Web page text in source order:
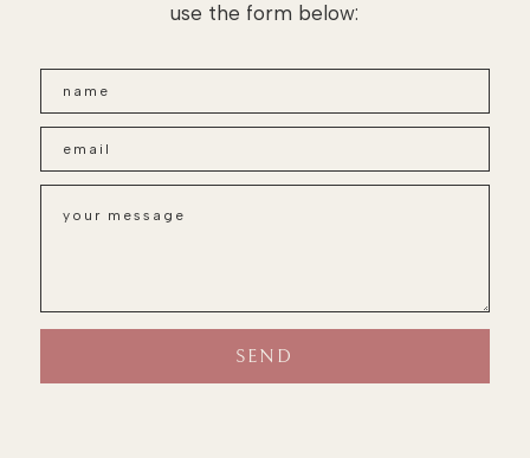
use the form below: